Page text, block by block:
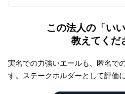
この法人の「い
教えてくだ
実名での力強いエールも、匿名で
す。
ステークホルダーとして評価